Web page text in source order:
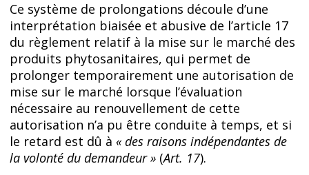
Ce système de prolongations découle d’une
interprétation biaisée et abusive de l’article 17
du règlement relatif à la mise sur le marché des
produits phytosanitaires, qui permet de
prolonger temporairement une autorisation de
mise sur le marché lorsque l’évaluation
nécessaire au renouvellement de cette
autorisation n’a pu être conduite à temps, et si
le retard est dû à « des raisons indépendantes de
la volonté du demandeur » (Art. 17).